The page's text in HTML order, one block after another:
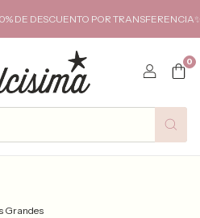
POR TRANSFERENCIA✨ HASTA 6
0
Grandes